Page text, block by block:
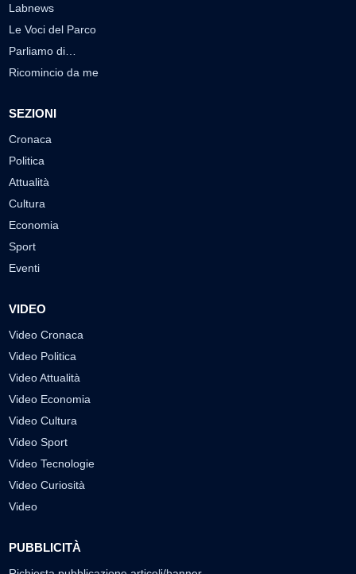
Labnews
Le Voci del Parco
Parliamo di…
Ricomincio da me
SEZIONI
Cronaca
Politica
Attualità
Cultura
Economia
Sport
Eventi
VIDEO
Video Cronaca
Video Politica
Video Attualità
Video Economia
Video Cultura
Video Sport
Video Tecnologie
Video Curiosità
Video
PUBBLICITÀ